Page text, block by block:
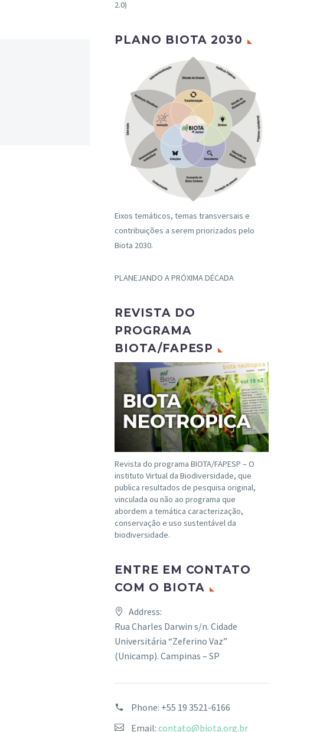
2.0)
PLANO BIOTA 2030
Eixos temáticos, temas transversais e
contribuições a serem priorizados pelo
Biota 2030.
PLANEJANDO A PRÓXIMA DÉCADA
REVISTA DO
PROGRAMA
BIOTA/FAPESP
Revista do programa BIOTA/FAPESP – O
instituto Virtual da Biodiversidade, que
publica resultados de pesquisa original,
vinculada ou não ao programa que
abordem a temática caracterização,
conservação e uso sustentável da
biodiversidade.
ENTRE EM CONTATO
COM O BIOTA
Address:
Rua Charles Darwin s/n. Cidade
Universitária “Zeferino Vaz”
(Unicamp). Campinas – SP
Phone: +55 19 3521-6166
Email: contato@biota.org.br